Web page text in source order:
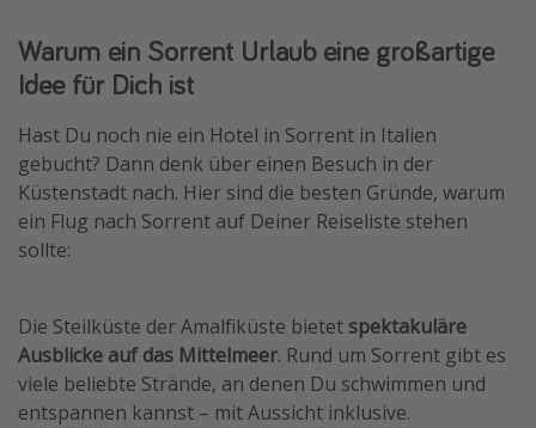
Gruppenreisen
Hotels in Hamburg
Hotels in Amsterdam
Hotels am Achensee
Weitere Themen
Familienurlaub in der Türkei
Rundreisen in Thailand
Bahnreisen in der Schweiz
Warum ein Sorrent Urlaub eine großartige
Idee für Dich ist
Hast Du noch nie ein Hotel in Sorrent in Italien
gebucht? Dann denk über einen Besuch in der
Küstenstadt nach. Hier sind die besten Gründe, warum
ein Flug nach Sorrent auf Deiner Reiseliste stehen
sollte:
Die Steilküste der Amalfiküste bietet spektakuläre
Ausblicke auf das Mittelmeer. Rund um Sorrent gibt es
viele beliebte Strände, an denen Du schwimmen und
entspannen kannst – mit Aussicht inklusive.